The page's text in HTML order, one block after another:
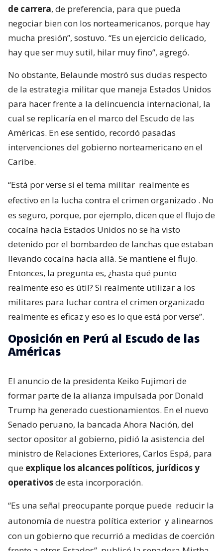
de carrera, de preferencia, para que pueda
negociar bien con los norteamericanos, porque hay
mucha presión”, sostuvo. “Es un ejercicio delicado,
hay que ser muy sutil, hilar muy fino”, agregó.
No obstante, Belaunde mostró sus dudas respecto
de la estrategia militar que maneja Estados Unidos
para hacer frente a la delincuencia internacional, la
cual se replicaría en el marco del Escudo de las
Américas. En ese sentido, recordó pasadas
intervenciones del gobierno norteamericano en el
Caribe.
“Está por verse si el tema militar realmente es
efectivo en la lucha contra el crimen organizado . No
es seguro, porque, por ejemplo, dicen que el flujo de
cocaína hacia Estados Unidos no se ha visto
detenido por el bombardeo de lanchas que estaban
llevando cocaína hacia allá. Se mantiene el flujo.
Entonces, la pregunta es, ¿hasta qué punto
realmente eso es útil? Si realmente utilizar a los
militares para luchar contra el crimen organizado
realmente es eficaz y eso es lo que está por verse”.
Oposición en Perú al Escudo de las
Américas
El anuncio de la presidenta Keiko Fujimori de
formar parte de la alianza impulsada por Donald
Trump ha generado cuestionamientos. En el nuevo
Senado peruano, la bancada Ahora Nación, del
sector opositor al gobierno, pidió la asistencia del
ministro de Relaciones Exteriores, Carlos Espá, para
que explique los alcances políticos, jurídicos y
operativosde esta incorporación.
“Es una señal preocupante porque puede reducir la
autonomía de nuestra política exterior y alinearnos
con un gobierno que recurrió a medidas de coerción